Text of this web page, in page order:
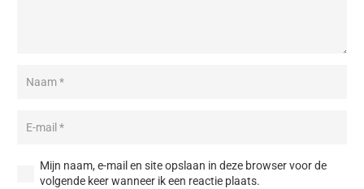
Mijn naam, e-mail en site opslaan in deze browser voor de
volgende keer wanneer ik een reactie plaats.